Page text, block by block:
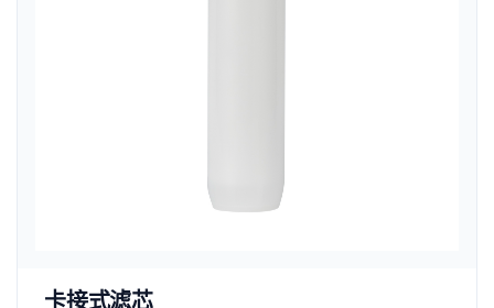
卡接式滤芯